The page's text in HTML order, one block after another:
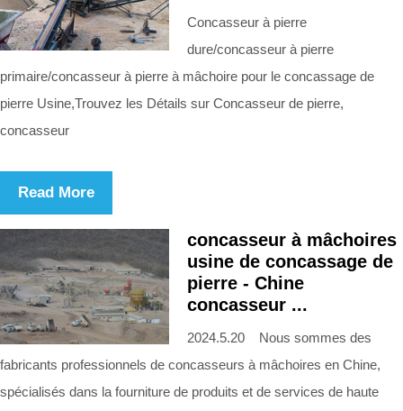
Concasseur à pierre
dure/concasseur à pierre
primaire/concasseur à pierre à mâchoire pour le concassage de
pierre Usine,Trouvez les Détails sur Concasseur de pierre,
concasseur
Read More
concasseur à mâchoires
usine de concassage de
pierre - Chine
concasseur ...
2024.5.20 Nous sommes des
fabricants professionnels de concasseurs à mâchoires en Chine,
spécialisés dans la fourniture de produits et de services de haute